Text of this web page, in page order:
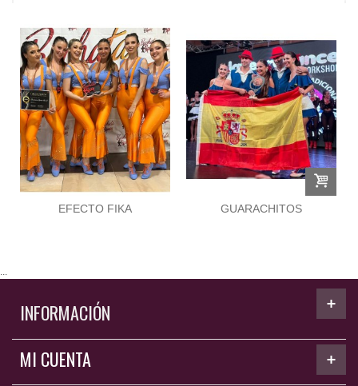
EFECTO FIKA GUARACHITOS
INFORMACIÓN
MI CUENTA